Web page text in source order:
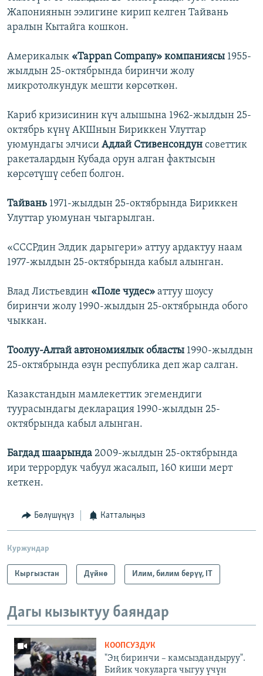
Жапониянын ээлигине кирип келген Тайвань
аралын Кытайга кошкон.
Америкалык «Tappan Company» компаниясы 1955-
жылдын 25-октябрында биринчи жолу
микротолкундук мешти көрсөткөн.
Кариб кризисинин күч алышына 1962-жылдын 25-
октябрь күнү АКШнын Бириккен Улуттар
уюмундагы элчиси Адлай Стивенсондун советтик
ракеталардын Кубада орун алган фактысын
көрсөтүшү себеп болгон.
Тайвань 1971-жылдын 25-октябрында Бириккен
Улуттар уюмунан чыгарылган.
«СССРдин Элдик дарыгери» аттуу ардактуу наам
1977-жылдын 25-октябрында кабыл алынган.
Влад Листьевдин «Поле чудес» аттуу шоусу
биринчи жолу 1990-жылдын 25-октябрында обого
чыккан.
Тоолуу-Алтай автономиялык областы 1990-жылдын
25-октябрында өзүн республика деп жар салган.
Казакстандын мамлекеттик эгемендиги
туурасындагы декларация 1990-жылдын 25-
октябрында кабыл алынган.
Багдад шаарында 2009-жылдын 25-октябрында
ири террордук чабуул жасалып, 160 киши мерт
кеткен.
Бөлүшүңүз Катталыңыз
Куржундар
Кыргызстан Дүйнө Илим, билим берүү, IT
Дагы кызыктуу баяндар
КООПСУЗДУК
"Эң биринчи – камсыздандыруу".
Бийик чокуларга чыгуу үчүн